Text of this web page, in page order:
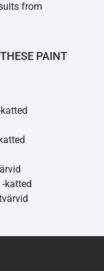
from
PAINT
katted